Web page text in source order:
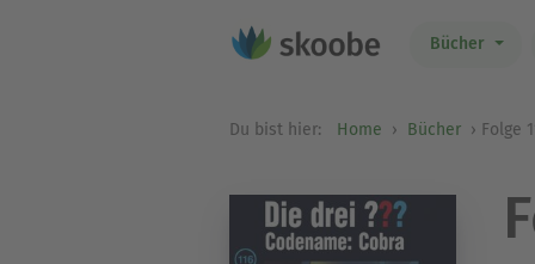
Bücher
Du bist hier: Home Bücher Folge